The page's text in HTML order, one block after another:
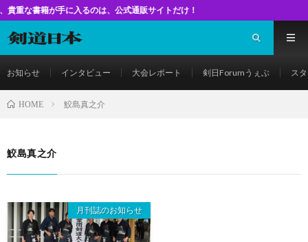
手に入るのは、公式通販サイトだけ！
お知らせ インタビュー 大会レポート 剣日Forumうぇぶ ス
HOME 鮫島真之介
鮫島真之介
月刊誌のお知らせ